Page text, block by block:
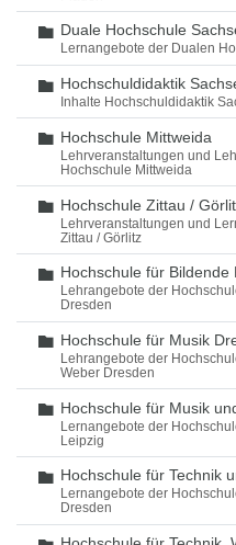
Ordner
Duale Hochschule
Lernangebote der Dualen
Ordner
Hochschuldidaktik
Inhalte Hochschuldidaktik
Ordner
Hochschule Mittweida
Lehrveranstaltungen und
Hochschule Mittweida
Ordner
Hochschule Zittau /
Lehrveranstaltungen und
Zittau / Görlitz
Ordner
Hochschule für Bildende
Lehrangebote der
Dresden
Ordner
Hochschule für Musik
Lehrangebote der
Weber Dresden
Ordner
Hochschule für Musik
Lernangebote der
Leipzig
Ordner
Hochschule für Technik
Lernangebote der
Dresden